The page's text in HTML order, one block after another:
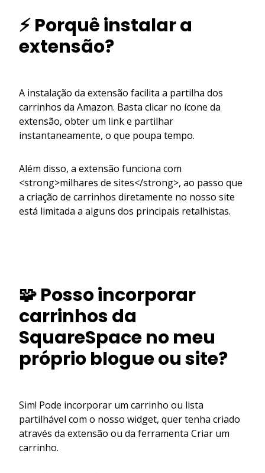
⚡ Porquê instalar a
extensão?
A instalação da extensão facilita a partilha dos
carrinhos da Amazon. Basta clicar no ícone da
extensão, obter um link e partilhar
instantaneamente, o que poupa tempo.
Além disso, a extensão funciona com
<strong>milhares de sites</strong>, ao passo que
a criação de carrinhos diretamente no nosso site
está limitada a alguns dos principais retalhistas.
🧩 Posso incorporar
carrinhos da
SquareSpace no meu
próprio blogue ou site?
Sim! Pode incorporar um carrinho ou lista
partilhável com o nosso widget, quer tenha criado
através da extensão ou da ferramenta Criar um
carrinho.